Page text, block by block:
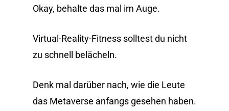
Okay, behalte das mal im Auge.
Virtual-Reality-Fitness solltest du nicht
zu schnell belächeln.
Denk mal darüber nach, wie die Leute
das Metaverse anfangs gesehen haben.